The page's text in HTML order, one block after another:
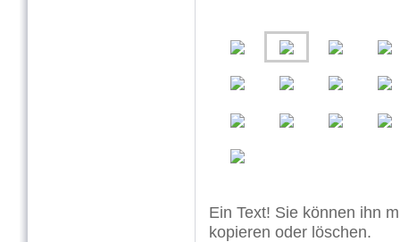
Ein Text! Sie können ihn
kopieren oder löschen.